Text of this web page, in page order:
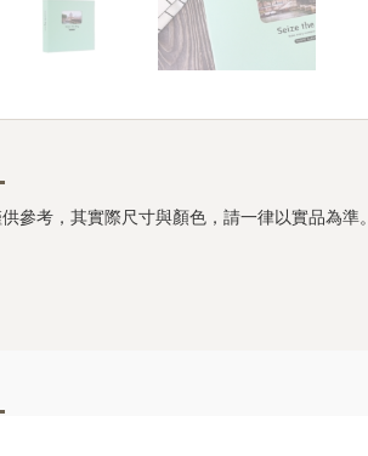
參考，其實際尺寸與顏色，請一律以實品為準。